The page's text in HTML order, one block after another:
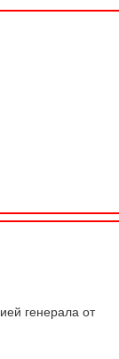
генерала от